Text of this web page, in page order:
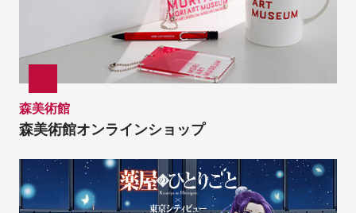
森美術館
森美術館オンラインショップ